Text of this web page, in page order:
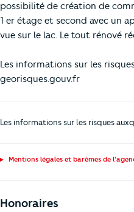
possibilité de création de
1 er étage et second avec un
vue sur le lac. Le tout rénové
Les informations sur les
georisques.gouv.fr
Les informations sur les risques
Mentions légales et barèmes de
Honoraires